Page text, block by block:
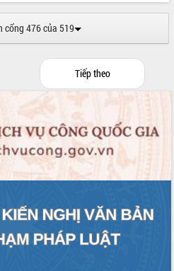
cổng 476 của 519
Tiếp theo